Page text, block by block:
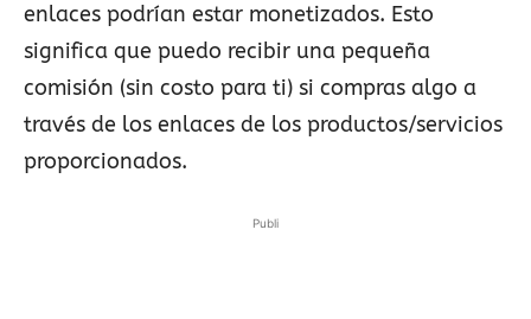
enlaces podrían estar monetizados. Esto
significa que puedo recibir una pequeña
comisión (sin costo para ti) si compras algo a
través de los enlaces de los productos/servicios
proporcionados.
Publi